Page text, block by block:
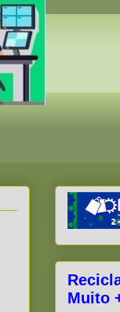
Muito